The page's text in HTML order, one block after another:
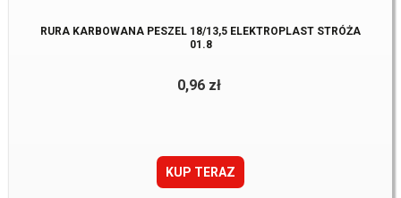
RURA KARBOWANA PESZEL 18/13,5 ELEKTROPLAST STRÓŻA
01.8
0,96 zł
KUP TERAZ